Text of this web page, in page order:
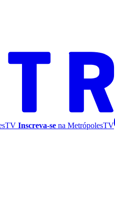
Inscreva-se na MetrópolesTV